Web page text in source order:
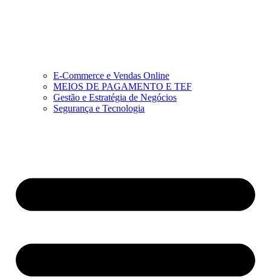
E-Commerce e Vendas Online
MEIOS DE PAGAMENTO E TEF
Gestão e Estratégia de Negócios
Segurança e Tecnologia